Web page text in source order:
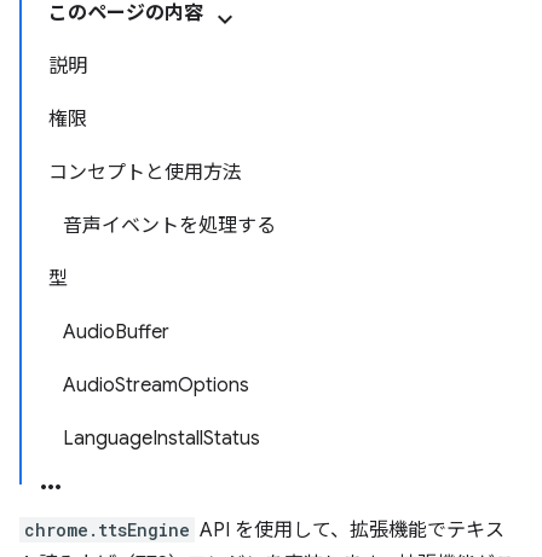
このページの内容
説明
権限
コンセプトと使用方法
音声イベントを処理する
型
AudioBuffer
AudioStreamOptions
LanguageInstallStatus
chrome.ttsEngine API を使用して、拡張機能でテキス